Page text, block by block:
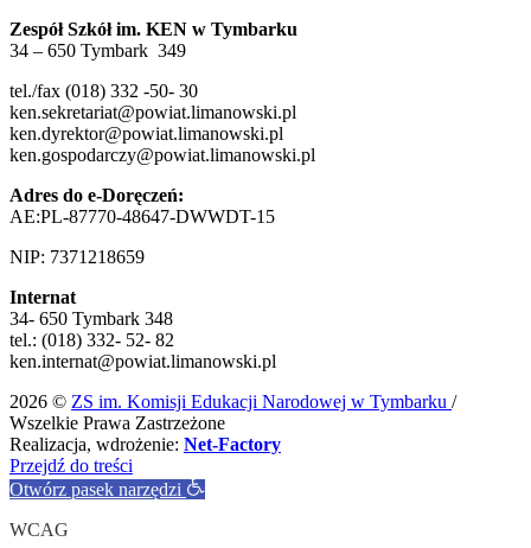
Zespół Szkół im. KEN w Tymbarku
34 – 650 Tymbark 349
tel./fax (018) 332 -50- 30
ken.sekretariat@powiat.limanowski.pl
ken.dyrektor@powiat.limanowski.pl
ken.gospodarczy@powiat.limanowski.pl
Adres do e-Doręczeń:
AE:PL-87770-48647-DWWDT-15
NIP: 7371218659
Internat
34- 650 Tymbark 348
tel.: (018) 332- 52- 82
ken.internat@powiat.limanowski.pl
2026 © ZS im. Komisji Edukacji Narodowej w Tymbarku /
Wszelkie Prawa Zastrzeżone
Realizacja, wdrożenie: Net-Factory
Przejdź do treści
Otwórz pasek narzędzi
WCAG